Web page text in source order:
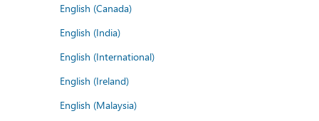
English (Canada)
English (India)
English (International)
English (Ireland)
English (Malaysia)